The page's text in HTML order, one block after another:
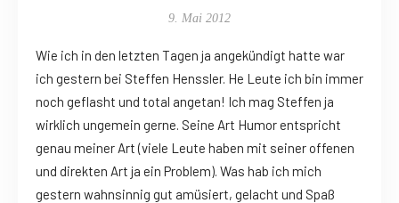
9. Mai 2012
Wie ich in den letzten Tagen ja angekündigt hatte war
ich gestern bei Steffen Henssler. He Leute ich bin immer
noch geflasht und total angetan! Ich mag Steffen ja
wirklich ungemein gerne. Seine Art Humor entspricht
genau meiner Art (viele Leute haben mit seiner offenen
und direkten Art ja ein Problem). Was hab ich mich
gestern wahnsinnig gut amüsiert, gelacht und Spaß